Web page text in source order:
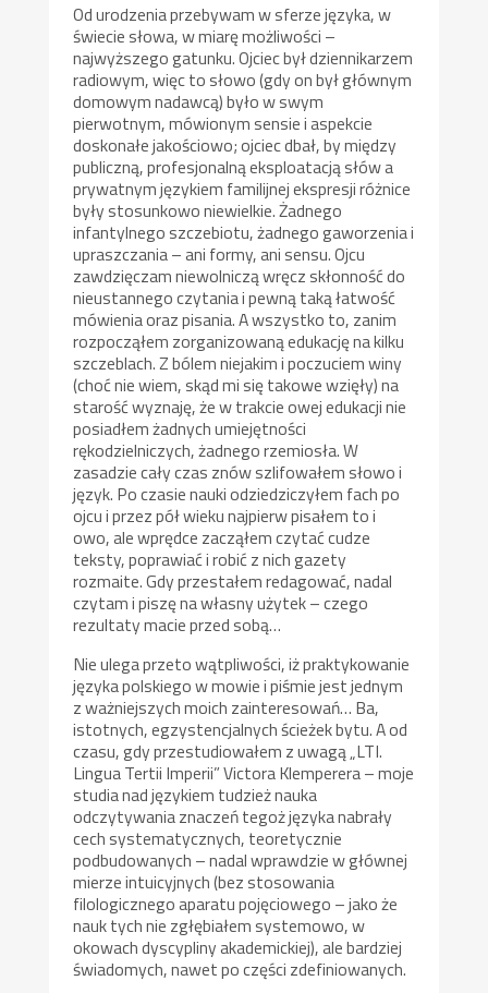
Od urodzenia przebywam w sferze języka, w
świecie słowa, w miarę możliwości –
najwyższego gatunku. Ojciec był dziennikarzem
radiowym, więc to słowo (gdy on był głównym
domowym nadawcą) było w swym
pierwotnym, mówionym sensie i aspekcie
doskonałe jakościowo; ojciec dbał, by między
publiczną, profesjonalną eksploatacją słów a
prywatnym językiem familijnej ekspresji różnice
były stosunkowo niewielkie. Żadnego
infantylnego szczebiotu, żadnego gaworzenia i
upraszczania – ani formy, ani sensu. Ojcu
zawdzięczam niewolniczą wręcz skłonność do
nieustannego czytania i pewną taką łatwość
mówienia oraz pisania. A wszystko to, zanim
rozpocząłem zorganizowaną edukację na kilku
szczeblach. Z bólem niejakim i poczuciem winy
(choć nie wiem, skąd mi się takowe wzięły) na
starość wyznaję, że w trakcie owej edukacji nie
posiadłem żadnych umiejętności
rękodzielniczych, żadnego rzemiosła. W
zasadzie cały czas znów szlifowałem słowo i
język. Po czasie nauki odziedziczyłem fach po
ojcu i przez pół wieku najpierw pisałem to i
owo, ale wprędce zacząłem czytać cudze
teksty, poprawiać i robić z nich gazety
rozmaite. Gdy przestałem redagować, nadal
czytam i piszę na własny użytek – czego
rezultaty macie przed sobą…
Nie ulega przeto wątpliwości, iż praktykowanie
języka polskiego w mowie i piśmie jest jednym
z ważniejszych moich zainteresowań… Ba,
istotnych, egzystencjalnych ścieżek bytu. A od
czasu, gdy przestudiowałem z uwagą „LTI.
Lingua Tertii Imperii” Victora Klemperera – moje
studia nad językiem tudzież nauka
odczytywania znaczeń tegoż języka nabrały
cech systematycznych, teoretycznie
podbudowanych – nadal wprawdzie w głównej
mierze intuicyjnych (bez stosowania
filologicznego aparatu pojęciowego – jako że
nauk tych nie zgłębiałem systemowo, w
okowach dyscypliny akademickiej), ale bardziej
świadomych, nawet po części zdefiniowanych.